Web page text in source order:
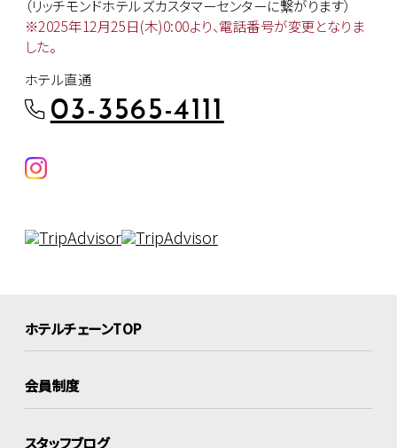
（リッチモンドホテルズカスタマーセンターに繋がります）
※2025年12月25日(木)0:00より、電話番号が変更となりま
した。
ホテル直通
03-3565-4111
ホテルチェーンTOP
会員制度
スタッフブログ